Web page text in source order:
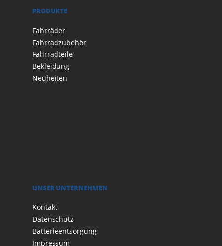
PRODUKTE
Fahrräder
Fahrradzubehör
Fahrradteile
Bekleidung
Neuheiten
UNSER UNTERNEHMEN
Kontakt
Datenschutz
Batterieentsorgung
Impressum